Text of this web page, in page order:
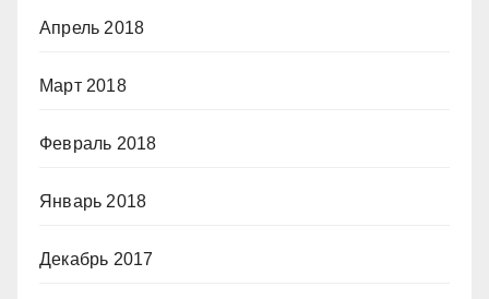
Апрель 2018
Март 2018
Февраль 2018
Январь 2018
Декабрь 2017